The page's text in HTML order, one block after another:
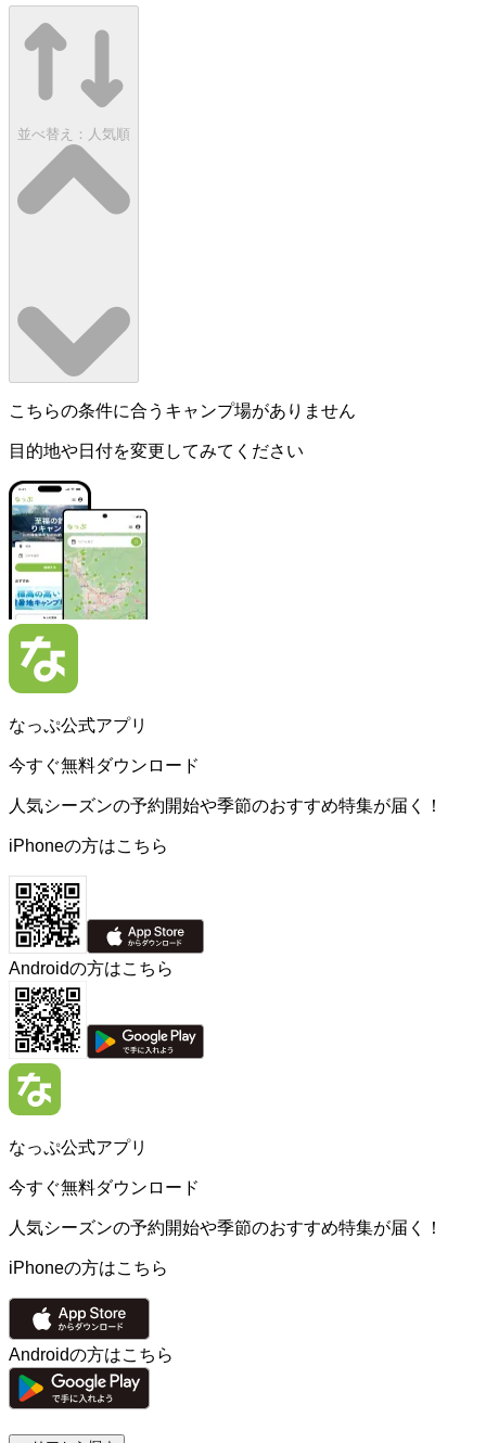
並べ替え： 人気順
こちらの条件に合うキャンプ場がありません
目的地や日付を変更してみてください
なっぷ公式アプリ
今すぐ無料ダウンロード
人気シーズンの予約開始や季節のおすすめ特集が届く！
iPhoneの方はこちら
Androidの方はこちら
なっぷ公式アプリ
今すぐ無料ダウンロード
人気シーズンの予約開始や季節のおすすめ特集が届く！
iPhoneの方はこちら
Androidの方はこちら